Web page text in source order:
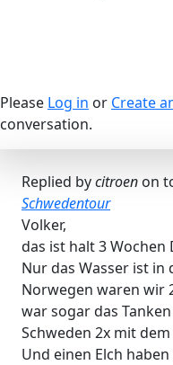
Please Log in or Create
conversation.
Replied bycitroenon
Schwedentour
Volker,
das ist halt 3 Wochen
Nur das Wasser ist in
Norwegen waren wir
war sogar das
Schweden 2x mit dem
Und einen Elch